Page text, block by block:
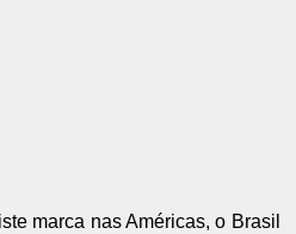
marca nas Américas, o Brasil